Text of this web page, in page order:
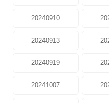
20240910
20240913
20240919
20241007